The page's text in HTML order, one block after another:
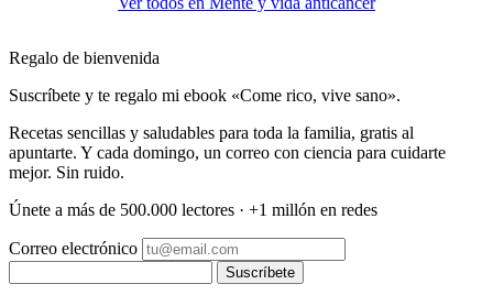
Regalo de bienvenida
Suscríbete y te regalo mi ebook «Come rico, vive sano».
Recetas sencillas y saludables para toda la familia, gratis al
apuntarte. Y cada domingo, un correo con ciencia para cuidarte
mejor. Sin ruido.
Únete a más de 500.000 lectores · +1 millón en redes
Correo electrónico
Suscríbete